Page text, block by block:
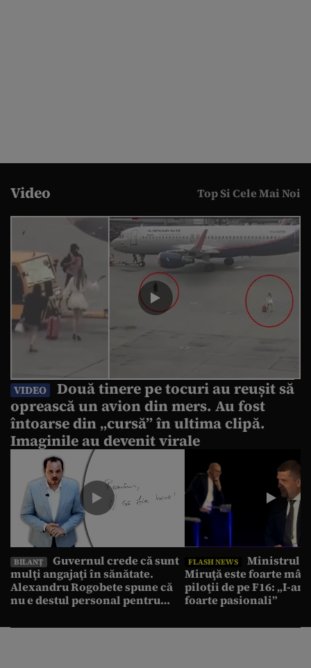
Video Top Si Cele Mai Noi
VIDEO
Două tinere pe tocuri au reușit să
oprească un avion din mers. Au fost
întoarse din „cursă” în ultima clipă.
Imaginile au devenit virale
BILANȚ
Guvernul crede că sunt
mulţi angajaţi în sănătate.
Alexandru Rogobete spune că
nu e destul personal pentru
nosocomiale
FLASH NEWS
Ministrul
Miruţă este foarte
piloţii de pe F16: „I-
foarte pasionali”